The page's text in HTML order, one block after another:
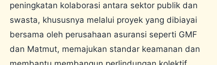
peningkatan kolaborasi antara sektor publik dan
swasta, khususnya melalui proyek yang dibiayai
bersama oleh perusahaan asuransi seperti GMF
dan Matmut, memajukan standar keamanan dan